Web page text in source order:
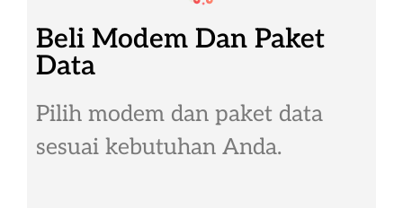
Beli Modem Dan Paket
Data
Pilih modem dan paket data
sesuai kebutuhan Anda.